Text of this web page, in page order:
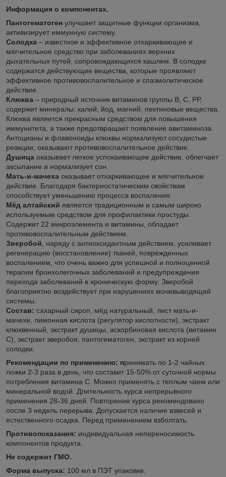
Информация о компонентах.
Пантогематоген улучшает защитные функции организма,
активизирует иммунную систему.
Солодка – известное и эффективное отхаркивающее и
мягчительное средство при заболеваниях верхних
дыхательных путей, сопровождающихся кашлем. В солодке
содержатся действующие вещества, которые проявляют
эффективное противовоспалительное и спазмолитическое
действие.
Клюква – природный источник витаминов группы В, С, РР,
содержит минералы: калий, йод, магний, пектиновые вещества.
Клюква является прекрасным средством для повышения
иммунитета, а также предотвращает появление авитаминоза.
Антоцианы и флавоноиды клюквы нормализуют сосудистые
реакции, оказывают противовоспалительное действие.
Душица оказывает легкое успокаивающее действие, облегчает
засыпание и нормализует сон.
Мать-и-мачеха оказывает отхаркивающее и мягчительное
действие. Благодаря бактериостатическим свойствам
способствует уменьшению процесса воспаления.
Мёд алтайский является традиционным и самым широко
используемым средством для профилактики простуды.
Содержит 22 микроэлемента и витамины, обладает
противовоспалительным действием.
Зверобой , наряду с антиоксидантным действием, усиливает
регенерацию (восстановление) тканей, поврежденных
воспалением, что очень важно для успешной и полноценной
терапии бронхолегочных заболеваний и предупреждения
перехода заболеваний в хроническую форму. Зверобой
благоприятно воздействует при нарушениях мочевыводящей
системы.
Состав: сахарный сироп, мёд натуральный, лист мать-и-
мачехи, лимонная кислота (регулятор кислотности), экстракт
клюквенный, экстракт душицы, аскорбиновая кислота (витамин
С), экстракт зверобоя, пантогематоген, экстракт из корней
солодки.
Рекомендации по применению: принимать по 1-2 чайных
ложки 2-3 раза в день, что составит 15-50% от суточной нормы
потребления витамина С. Можно применять с теплым чаем или
минеральной водой. Длительность курса непрерывного
применения 28-36 дней. Повторение курса рекомендовано
после 3 недель перерыва. Допускается наличие взвесей и
естественного осадка. Перед применением взболтать.
Противопоказания: индивидуальная непереносимость
компонентов продукта.
Не содержит ГМО.
Форма выпуска: 100 мл в ПЭТ упаковке.